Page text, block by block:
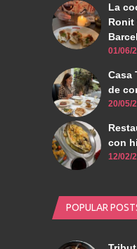
La
Ronit
01/06/
Casa
de
20/05/
con
12/02/
POPULAR